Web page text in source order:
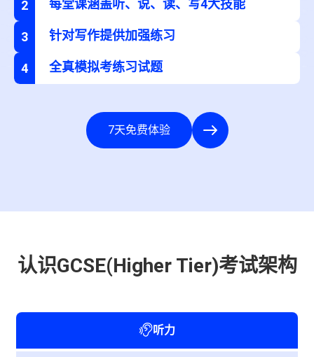
2 每堂课涵盖听、说、读、写4大技能
3 针对写作提供加强练习
4 全真模拟考练习试题
7天免费体验
认识GCSE(Higher Tier)考试架构
听力